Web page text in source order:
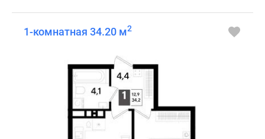
1-комнатная 34.20 м2